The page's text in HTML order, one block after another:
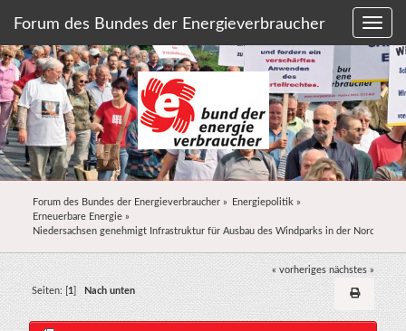
Forum des Bundes der Energieverbraucher
Forum des Bundes der Energieverbraucher» Energiepolitik »
Erneuerbare Energie»
Niedersachsen genehmigt Infrastruktur für Ausbau des Windparks in der Nordsee
« vorheriges nächstes »
Seiten: [ 1 Nach unten